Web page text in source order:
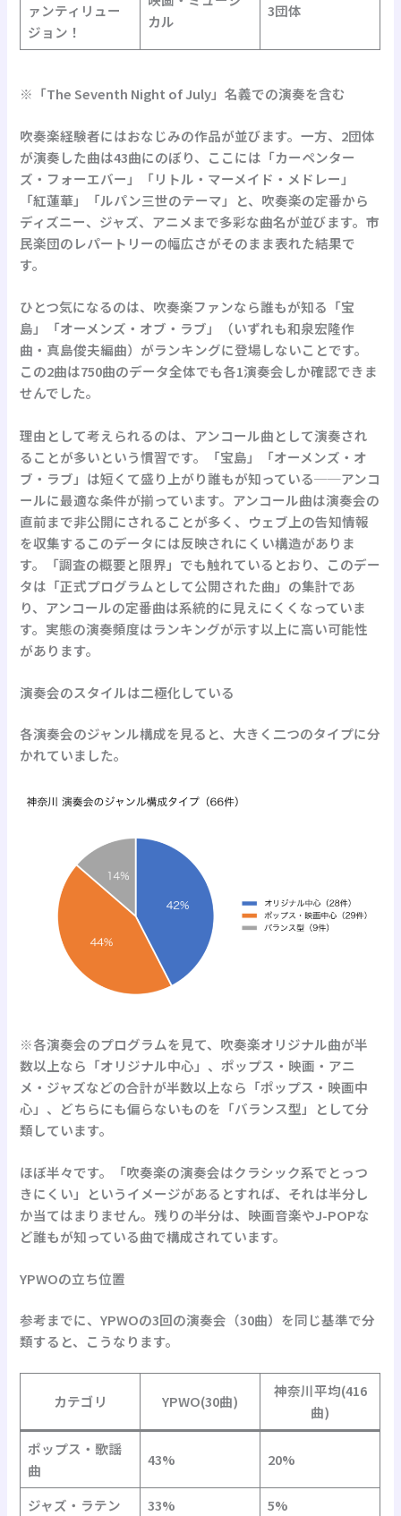
ァンティリュー
ジョン！
カル
3団体
※「The Seventh Night of July」名義での演奏を含む
吹奏楽経験者にはおなじみの作品が並びます。一方、2団体
が演奏した曲は43曲にのぼり、ここには「カーペンター
ズ・フォーエバー」「リトル・マーメイド・メドレー」
「紅蓮華」「ルパン三世のテーマ」と、吹奏楽の定番から
ディズニー、ジャズ、アニメまで多彩な曲名が並びます。市
民楽団のレパートリーの幅広さがそのまま表れた結果で
す。
ひとつ気になるのは、吹奏楽ファンなら誰もが知る「宝
島」「オーメンズ・オブ・ラブ」（いずれも和泉宏隆作
曲・真島俊夫編曲）がランキングに登場しないことです。
この2曲は750曲のデータ全体でも各1演奏会しか確認できま
せんでした。
理由として考えられるのは、 アンコール曲として演奏され
ることが多いという慣習です。「宝島」「オーメンズ・オ
ブ・ラブ」は短くて盛り上がり誰もが知っている──アンコ
ールに最適な条件が揃っています。アンコール曲は演奏会の
直前まで非公開にされることが多く、ウェブ上の告知情報
を収集するこのデータには反映されにくい構造がありま
す。「調査の概要と限界」でも触れているとおり、このデー
タは「正式プログラムとして公開された曲」の集計であ
り、アンコールの定番曲は系統的に見えにくくなっていま
す。実態の演奏頻度はランキングが示す以上に高い可能性
があります。
演奏会のスタイルは二極化している
各演奏会のジャンル構成を見ると、大きく二つのタイプに分
かれていました。
※各演奏会のプログラムを見て、吹奏楽オリジナル曲が半
数以上なら「オリジナル中心」、ポップス・映画・アニ
メ・ジャズなどの合計が半数以上なら「ポップス・映画中
心」、どちらにも偏らないものを「バランス型」として分
類しています。
ほぼ半々です。「吹奏楽の演奏会はクラシック系でとっつ
きにくい」というイメージがあるとすれば、それは半分し
か当てはまりません。残りの半分は、映画音楽やJ-POPな
ど誰もが知っている曲で構成されています。
YPWOの立ち位置
参考までに、YPWOの3回の演奏会（30曲）を同じ基準で分
類すると、こうなります。
カテゴリ YPWO(30曲)
神奈川平均(416
曲)
ポップス・歌謡
曲
43% 20%
ジャズ・ラテン 33%
5%